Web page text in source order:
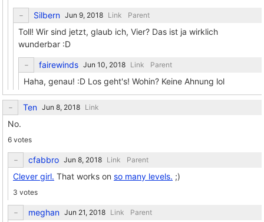
Silbern Link Parent
Toll! Wir sind jetzt, glaub ich, Vier? Das ist ja wirklich
wunderbar :D
fairewinds Link Parent
Haha, genau! :D Los geht's! Wohin? Keine Ahnung lol
Ten Link
No.
6 votes
cfabbro Link Parent
Clever girl. That works on so many levels. ;)
3 votes
meghan Link Parent